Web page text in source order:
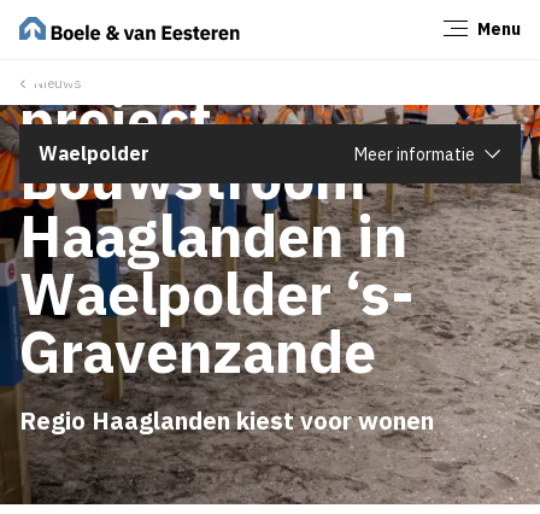
Menu
Nieuws
Waelpolder Meer informatie
Start eerste
project
Bouwstroom
Haaglanden in
Waelpolder ‘s-
Gravenzande
Regio Haaglanden kiest voor wonen
Sluiten